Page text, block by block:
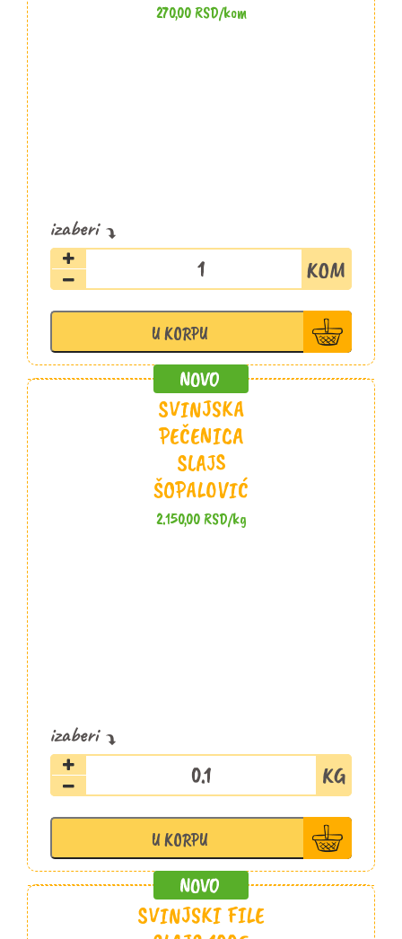
270,00RSD/kom
Svinjska
pečenica
100g
Stojanović
količina
U KORPU
SVINJSKA
PEČENICA
SLAJS
ŠOPALOVIĆ
2.150,00RSD/kg
Svinjska
pečenica
Šopalović
količina
U KORPU
SVINJSKI FILE